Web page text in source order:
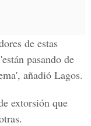
de estas
pasando de
añadió Lagos.
extorsión que